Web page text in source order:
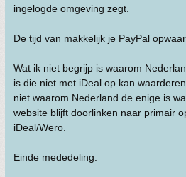
ingelogde omgeving zegt.
De tijd van makkelijk je PayPal
Wat ik niet begrijp is waarom
is die niet met iDeal op kan
niet waarom Nederland de enige is
website blijft doorlinken naar primair
iDeal/Wero.
Einde mededeling.